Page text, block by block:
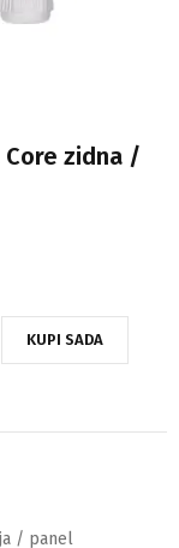
zidna /
KUPI SADA
/ panel